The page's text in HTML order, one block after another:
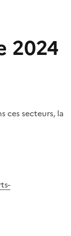
2024
ces secteurs, la